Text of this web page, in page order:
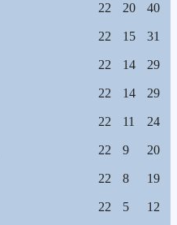
22 20 40
22 15 31
22 14 29
22 14 29
22 11 24
22 9 20
22 8 19
22 5 12